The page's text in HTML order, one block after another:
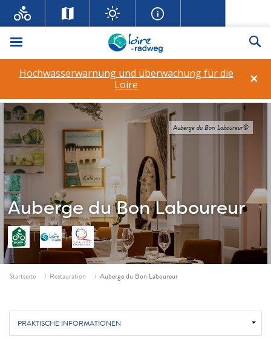
Menü
×
Hochwasserwarnung und überwachung für die
Loire
Auberge du Bon Laboureur
Auberge du Bon Laboureur©
Fil d'ariane
Startseite Restauration Auberge du Bon Laboureur
PRAKTISCHE INFORMATIONEN